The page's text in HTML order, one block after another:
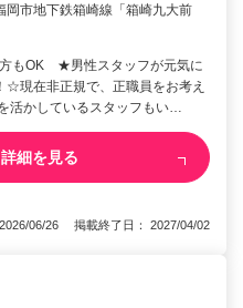
岡市地下鉄箱崎線「箱崎九大前
もOK ★男性スタッフが元気に
☆現在非正規で、正職員をお考え
活かしているスタッフもい…
詳細を見る
06/26 掲載終了日： 2027/04/02